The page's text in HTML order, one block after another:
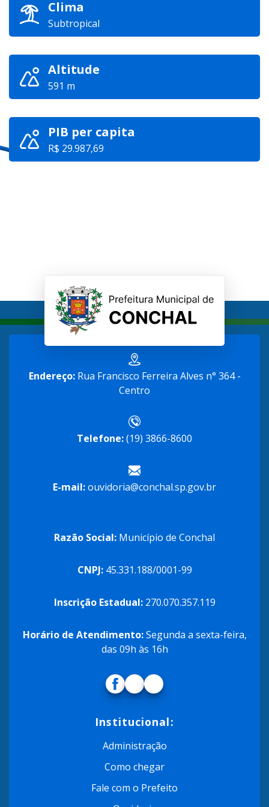
Clima
Subtropical
Altitude
591 m
PIB per capita
R$ 29.987,69
Endereço:Rua Francisco Ferreira Alves n° 364 -
Centro
Telefone:(19) 3866-8600
E-mail:ouvidoria@conchal.sp.gov.br
Razão Social: Município de Conchal
CNPJ:45.331.188/0001-99
Inscrição Estadual:270.070.357.119
Horário de Atendimento:Segunda a sexta-feira,
das 09h às 16h
Institucional:
Administração
Como chegar
Fale com o Prefeito